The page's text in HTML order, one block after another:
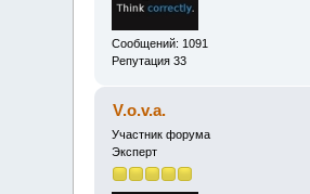
Сообщений: 1091
Репутация 33
V.o.v.a.
Участник форума
Эксперт